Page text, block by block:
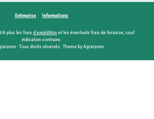
Entreprise Informations
plus les frais d'expéditionet les éventuels frais de livraison, sauf
indication contraire.
- Tous droits réservés. Theme by Agrarzone